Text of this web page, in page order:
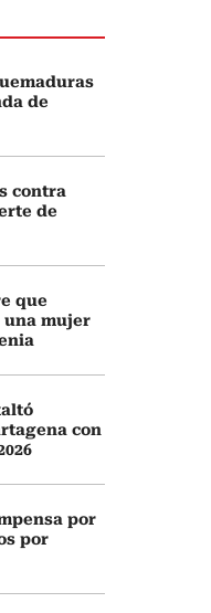
de
contra
de
que
una mujer
con
por
por